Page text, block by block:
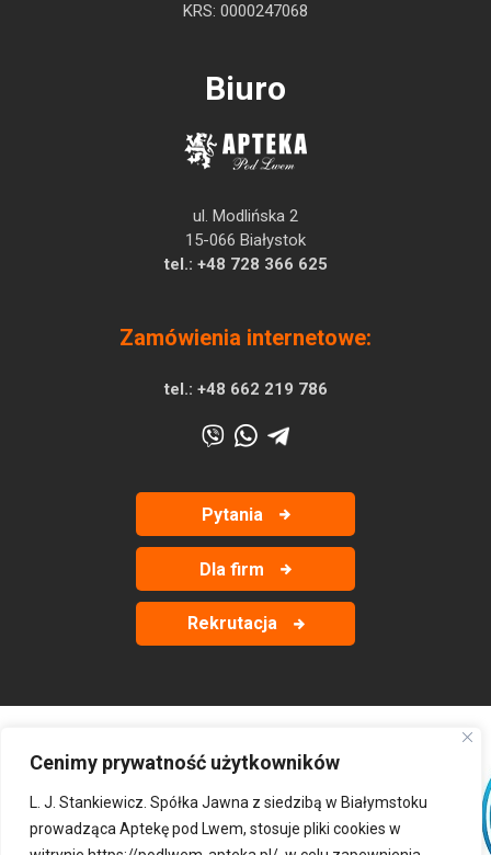
Cenimy prywatność użytkowników
L. J. Stankiewicz. Spółka Jawna z siedzibą w Białymstoku
prowadząca Aptekę pod Lwem, stosuje pliki cookies w
KRS: 0000247068
Biuro
ul. Modlińska 2
15-066 Białystok
tel.: +48 728 366 625
Zamówienia internetowe:
tel.: +48 662 219 786
Pytania
Dla firm
Rekrutacja
‹